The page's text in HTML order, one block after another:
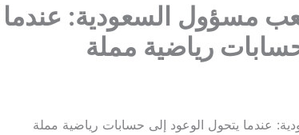
مسؤول السعودية: عندما
رياضية مملة
عندما يتحول الوعود إلى حسابات رياضية مملة